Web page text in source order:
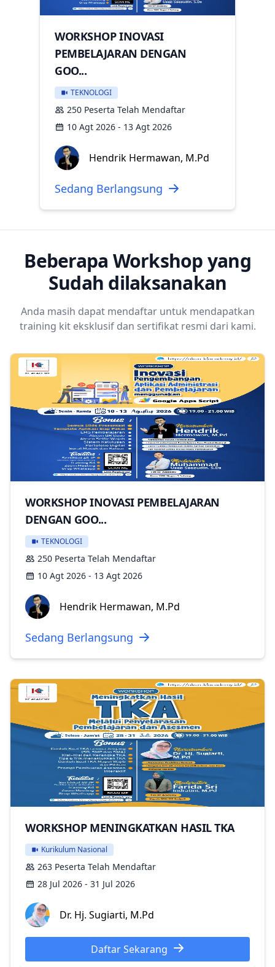
WORKSHOP INOVASI
PEMBELAJARAN DENGAN
GOO...
TEKNOLOGI
250 Peserta Telah Mendaftar
10 Agt 2026 - 13 Agt 2026
Hendrik Hermawan, M.Pd
Sedang Berlangsung
Beberapa Workshop yang
Sudah dilaksanakan
Anda masih dapat mendaftar untuk mendapatkan
training kit eksklusif dan sertifikat resmi dari kami.
WORKSHOP INOVASI PEMBELAJARAN
DENGAN GOO...
TEKNOLOGI
250 Peserta Telah Mendaftar
10 Agt 2026 - 13 Agt 2026
Hendrik Hermawan, M.Pd
Sedang Berlangsung
WORKSHOP MENINGKATKAN HASIL TKA
Kurikulum Nasional
263 Peserta Telah Mendaftar
28 Jul 2026 - 31 Jul 2026
Dr. Hj. Sugiarti, M.Pd
Daftar Sekarang